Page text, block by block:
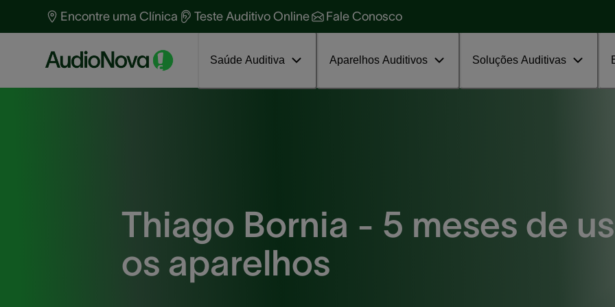
Encontre uma Clínica Teste Auditivo Online Fale Conosco
Saúde Auditiva Aparelhos Auditivos Soluções Auditivas
Primeiros passos nova audição
Tecnologia de ponta
Soluções para zumbido
Assinar grátis agora
Thiago Bornia - 5 meses de
os aparelhos